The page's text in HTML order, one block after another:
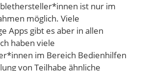
ist nur im
möglich. Viele
Apps gibt es aber in allen
haben viele
im Bereich Bedienhilfen
von Teilhabe ähnliche